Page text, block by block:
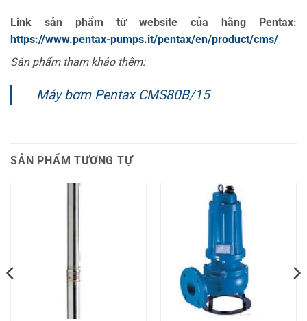
Link sản phẩm từ website của hãng Pentax:
https://www.pentax-pumps.it/pentax/en/product/cms/
Sản phẩm tham khảo thêm:
Máy bơm Pentax CMS80B/15
SẢN PHẨM TƯƠNG TỰ